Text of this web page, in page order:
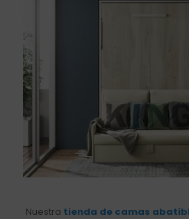
Nuestra tienda de camas